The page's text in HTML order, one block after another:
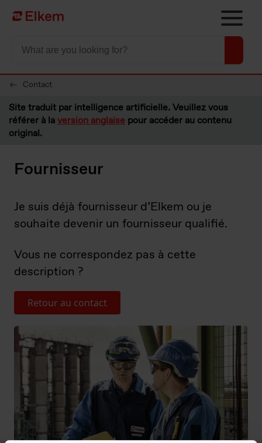
Skip to main content
Vers la page d'accueil
Contact
Site traduit par intelligence artificielle. Veuillez vous
référer à laversion anglaise pour accéder au contenu
original.
Fournisseur
Je suis déjà fournisseur d’Elkem ou je
souhaite devenir un fournisseur qualifié.
Vous ne correspondez pas à cette
description ?
Retour au contact